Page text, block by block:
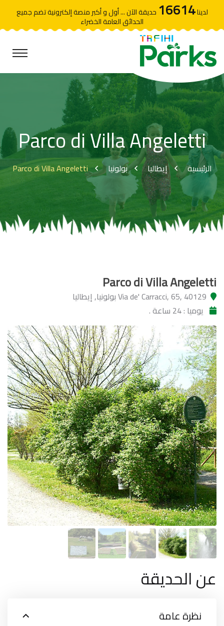
لدينا16614 حديقة الآن ... أول و أكبر منصة إلكترونية تضم جميع
الحدائق العامة الخضراء
Parco di Villa Angeletti
الرئيسية إيطاليا بولونيا Parco di Villa Angeletti
Parco di Villa Angeletti
Via de' Carracci, 65, 40129 بولونيا, إيطاليا
يوميا : 24 ساعة .
عن الحديقة
نظرة عامة